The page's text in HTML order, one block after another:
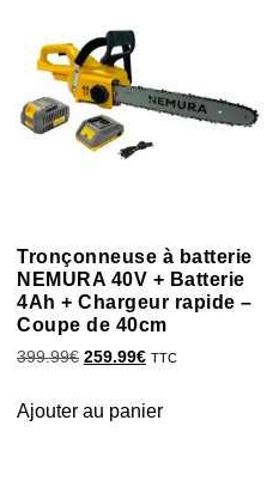
Tronçonneuse à batterie
NEMURA 40V + Batterie
4Ah + Chargeur rapide –
Coupe de 40cm
399.99€ 259.99€ TTC
Ajouter au panier